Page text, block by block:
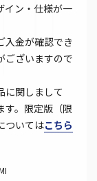
イン・仕様が一
入金が確認でき
ございますので
に関しまして
す。限定版（限
ついてはこちら